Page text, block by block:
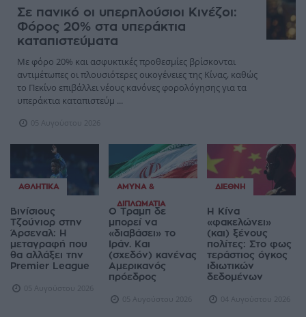
Σε πανικό οι υπερπλούσιοι Κινέζοι:
Φόρος 20% στα υπεράκτια
καταπιστεύματα
Με φόρο 20% και ασφυκτικές προθεσμίες βρίσκονται
αντιμέτωπες οι πλουσιότερες οικογένειες της Κίνας, καθώς
το Πεκίνο επιβάλλει νέους κανόνες φορολόγησης για τα
υπεράκτια καταπιστεύμ ...
05 Αυγούστου 2026
ΑΘΛΗΤΙΚΆ
Βινίσιους
Τζούνιορ στην
Άρσεναλ: Η
μεταγραφή που
θα αλλάξει την
Premier League
05 Αυγούστου 2026
ΆΜΥΝΑ &
ΔΙΠΛΩΜΑΤΊΑ
Ο Τραμπ δε
μπορεί να
«διαβάσει» το
Ιράν. Και
(σχεδόν) κανένας
Αμερικανός
πρόεδρος
05 Αυγούστου 2026
ΔΙΕΘΝΉ
Η Κίνα
«φακελώνει»
(και) ξένους
πολίτες: Στο φως
τεράστιος όγκος
ιδιωτικών
δεδομένων
04 Αυγούστου 2026